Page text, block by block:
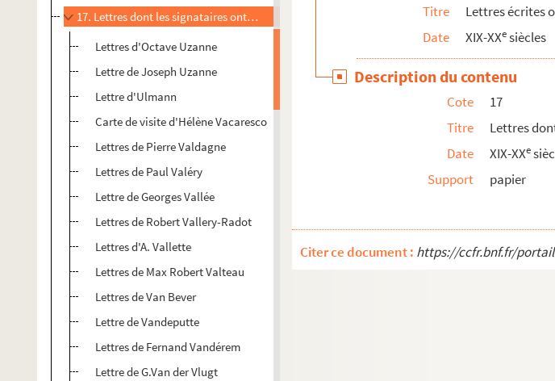
17. Lettres dont les signataires ont un nom commençant par "U" à "Y"
Lettres d'Octave Uzanne
Lettre de Joseph Uzanne
Lettre d'Ulmann
Carte de visite d'Hélène Vacaresco
Lettres de Pierre Valdagne
Lettres de Paul Valéry
Lettre de Georges Vallée
Lettres de Robert Vallery-Radot
Lettres d'A. Vallette
Lettres de Max Robert Valteau
Lettres de Van Bever
Lettre de Vandeputte
Lettres de Fernand Vandérem
Lettre de G.Van der Vlugt
Titre
Lettres écrites
Date
XIX-XXesiècles
Description du contenu
Cote
17
Titre
Lettres
Date
XIX-XXe
Support
papier
Citer ce document : https://ccfr.bnf.fr/